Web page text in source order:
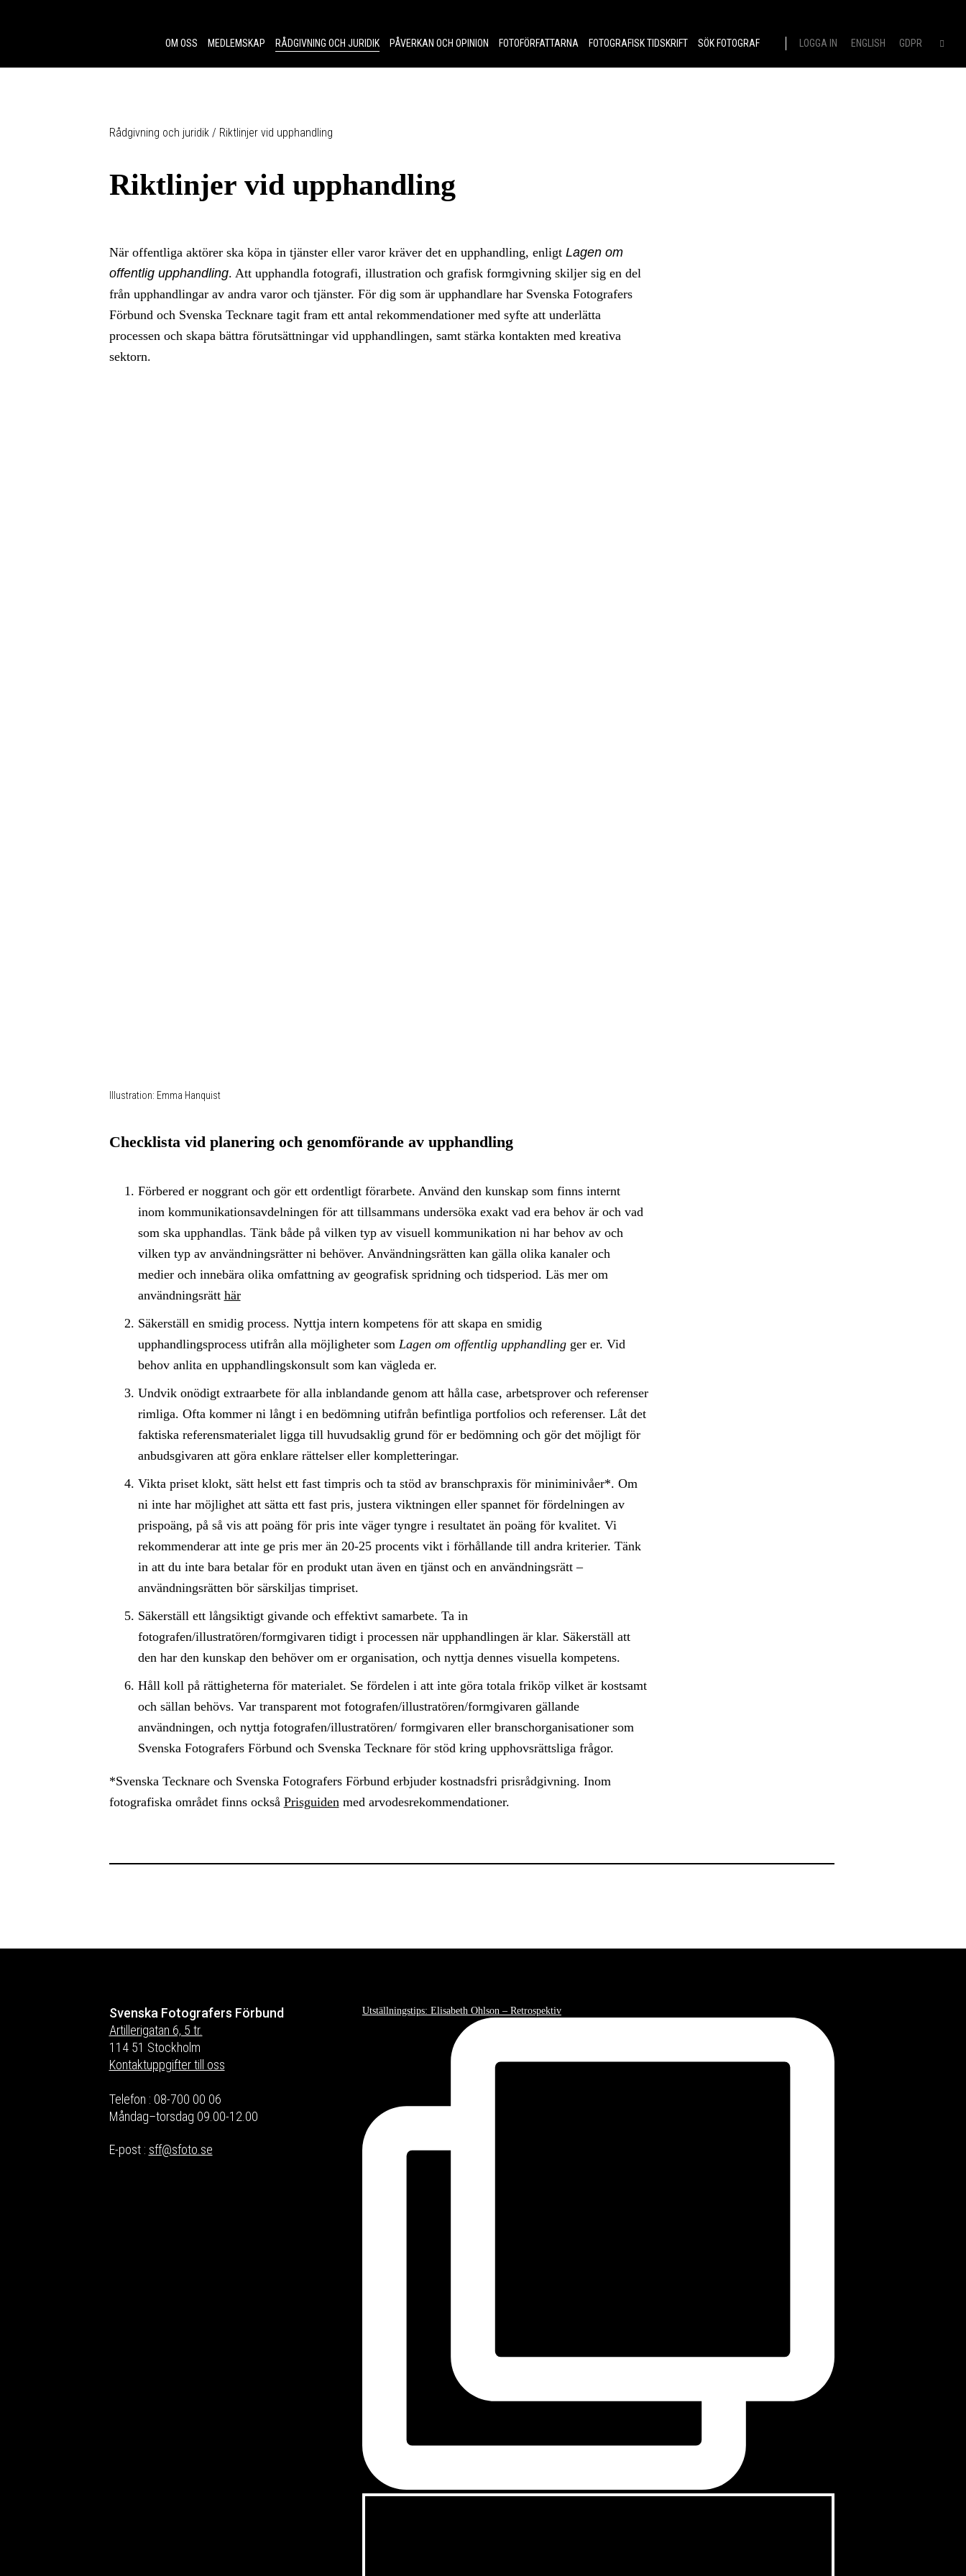
OM OSS
MEDLEMSKAP RÅDGIVNING OCH JURIDIK PÅVERKAN OCH OPINION FOTOFÖRFATTARNA FOTOGRAFISK TIDSKRIFT SÖK FOTOGRAF LOGGA IN ENGLISH GDPR
Rådgivning och juridik/ Riktlinjer vid upphandling
Riktlinjer vid upphandling
När offentliga aktörer ska köpa in tjänster eller varor kräver det en upphandling, enligt Lagen om
offentlig upphandling. Att upphandla fotografi, illustration och grafisk formgivning skiljer sig en del
från upphandlingar av andra varor och tjänster. För dig som är upphandlare har Svenska Fotografers
Förbund och Svenska Tecknare tagit fram ett antal rekommendationer med syfte att underlätta
processen och skapa bättra förutsättningar vid upphandlingen, samt stärka kontakten med kreativa
sektorn.
Illustration: Emma Hanquist
Checklista vid planering och genomförande av upphandling
Förbered er noggrant och gör ett ordentligt förarbete. Använd den kunskap som finns internt
inom kommunikationsavdelningen för att tillsammans undersöka exakt vad era behov är och vad
som ska upphandlas. Tänk både på vilken typ av visuell kommunikation ni har behov av och
vilken typ av användningsrätter ni behöver. Användningsrätten kan gälla olika kanaler och
medier och innebära olika omfattning av geografisk spridning och tidsperiod. Läs mer om
användningsrätt här
Säkerställ en smidig process. Nyttja intern kompetens för att skapa en smidig
upphandlingsprocess utifrån alla möjligheter som Lagen om offentlig upphandlingger er. Vid
behov anlita en upphandlingskonsult som kan vägleda er.
Undvik onödigt extraarbete för alla inblandande genom att hålla case, arbetsprover och referenser
rimliga. Ofta kommer ni långt i en bedömning utifrån befintliga portfolios och referenser. Låt det
faktiska referensmaterialet ligga till huvudsaklig grund för er bedömning och gör det möjligt för
anbudsgivaren att göra enklare rättelser eller kompletteringar.
Vikta priset klokt, sätt helst ett fast timpris och ta stöd av branschpraxis för miniminivåer*. Om
ni inte har möjlighet att sätta ett fast pris, justera viktningen eller spannet för fördelningen av
prispoäng, på så vis att poäng för pris inte väger tyngre i resultatet än poäng för kvalitet. Vi
rekommenderar att inte ge pris mer än 20-25 procents vikt i förhållande till andra kriterier. Tänk
in att du inte bara betalar för en produkt utan även en tjänst och en användningsrätt –
användningsrätten bör särskiljas timpriset.
Säkerställ ett långsiktigt givande och effektivt samarbete. Ta in
fotografen/illustratören/formgivaren tidigt i processen när upphandlingen är klar. Säkerställ att
den har den kunskap den behöver om er organisation, och nyttja dennes visuella kompetens.
Håll koll på rättigheterna för materialet. Se fördelen i att inte göra totala friköp vilket är kostsamt
och sällan behövs. Var transparent mot fotografen/illustratören/formgivaren gällande
användningen, och nyttja fotografen/illustratören/ formgivaren eller branschorganisationer som
Svenska Fotografers Förbund och Svenska Tecknare för stöd kring upphovsrättsliga frågor.
*Svenska Tecknare och Svenska Fotografers Förbund erbjuder kostnadsfri prisrådgivning. Inom
fotografiska området finns också Prisguidenmed arvodesrekommendationer.
Utställningstips: Elisabeth Ohlson – Retrospektiv
Svenska Fotografers Förbund
Artillerigatan 6, 5 tr.
114 51 Stockholm
Kontaktuppgifter till oss
Telefon : 08-700 00 06
Måndag–torsdag 09.00-12.00
E-post : sff@sfoto.se